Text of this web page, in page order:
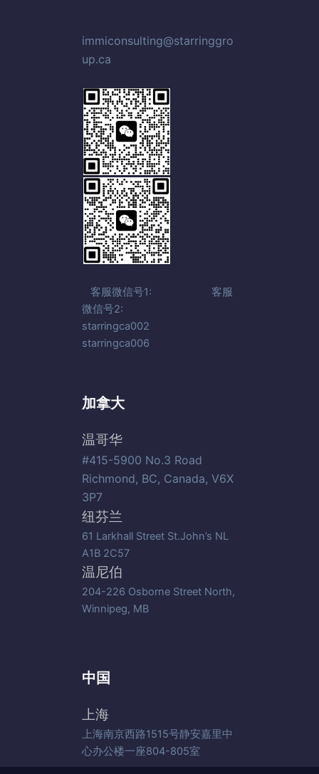
immiconsulting@starringgro
up.ca
客服微信号1: 客服
微信号2:
starringca002
starringca006
加拿大
温哥华
#415-5900 No.3 Road
Richmond, BC, Canada, V6X
3P7
纽芬兰
61 Larkhall Street St.John’s NL
A1B 2C57
温尼伯
204-226 Osborne Street North,
Winnipeg, MB
中国
上海
上海南京西路1515号静安嘉里中
心办公楼一座804-805室